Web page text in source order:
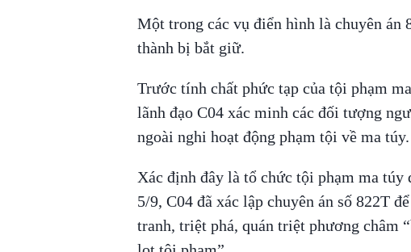
Một trong các vụ điển hình là chuyên án
thành bị bắt giữ.
Trước tính chất phức tạp của tội phạm
lãnh đạo C04 xác minh các đối tượng
ngoài nghi hoạt động phạm tội về ma túy.
Xác định đây là tổ chức tội phạm ma túy
5/9, C04 đã xác lập chuyên án số 822T
tranh, triệt phá, quán triệt phương châm